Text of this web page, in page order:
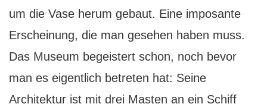
um die Vase herum gebaut. Eine imposante
Erscheinung, die man gesehen haben muss.
Das Museum begeistert schon, noch bevor
man es eigentlich betreten hat: Seine
Architektur ist mit drei Masten an ein Schiff